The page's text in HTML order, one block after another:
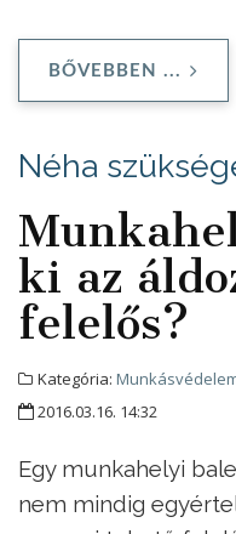
BŐVEBBEN ...
Néha
ki az
felelős?
Kategória:
2016.03.16. 14:32
Egy munkahelyi
nem mindig